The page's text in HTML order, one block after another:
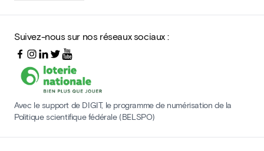
Suivez-nous sur nos réseaux sociaux :
Avec le support de DIGIT, le programme de numérisation de la
Politique scientifique fédérale (BELSPO)